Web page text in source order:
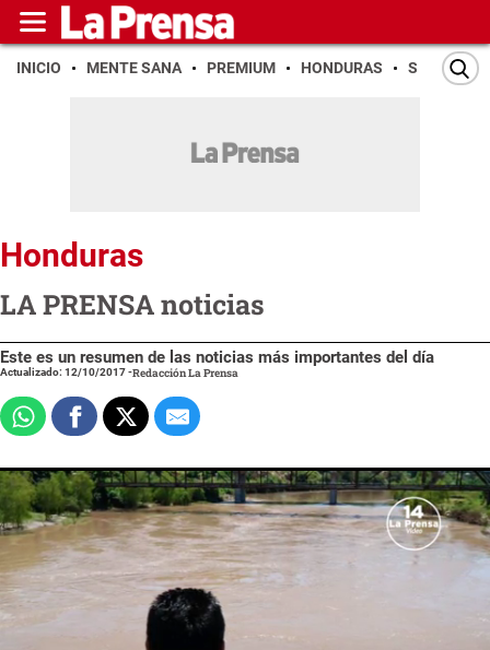
INICIO MENTE SANA PREMIUM HONDURAS SAN PEDRO
Honduras
LA PRENSA noticias
Este es un resumen de las noticias más importantes del día
Actualizado: 12/10/2017-Redacción La Prensa